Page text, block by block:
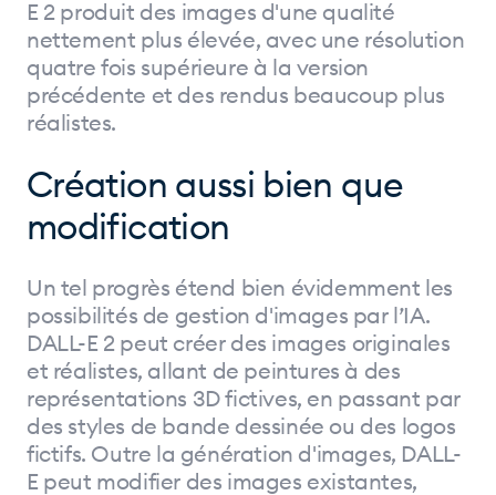
E 2 produit des images d'une qualité
nettement plus élevée, avec une résolution
quatre fois supérieure à la version
précédente et des rendus beaucoup plus
réalistes.
Création aussi bien que
modification
Un tel progrès étend bien évidemment les
possibilités de gestion d'images par l’IA.
DALL-E 2 peut créer des images originales
et réalistes, allant de peintures à des
représentations 3D fictives, en passant par
des styles de bande dessinée ou des logos
fictifs. Outre la génération d'images, DALL-
E peut modifier des images existantes,